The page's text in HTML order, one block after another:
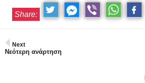
Share:
Next
Νεότερη ανάρτηση